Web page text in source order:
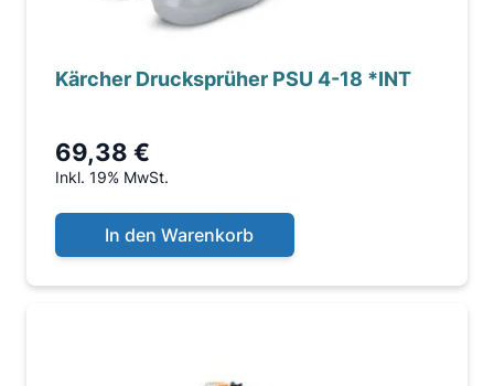
Kärcher Drucksprüher PSU 4-18 *INT
69,38 €
Inkl. 19% MwSt.
In den Warenkorb